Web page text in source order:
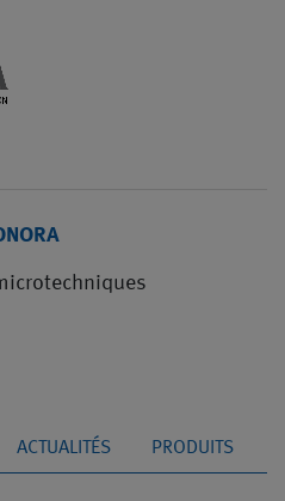
ACTUALITÉS PRODUITS